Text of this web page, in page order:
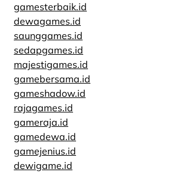
gamesterbaik.id
dewagames.id
saunggames.id
sedapgames.id
majestigames.id
gamebersama.id
gameshadow.id
rajagames.id
gameraja.id
gamedewa.id
gamejenius.id
dewigame.id